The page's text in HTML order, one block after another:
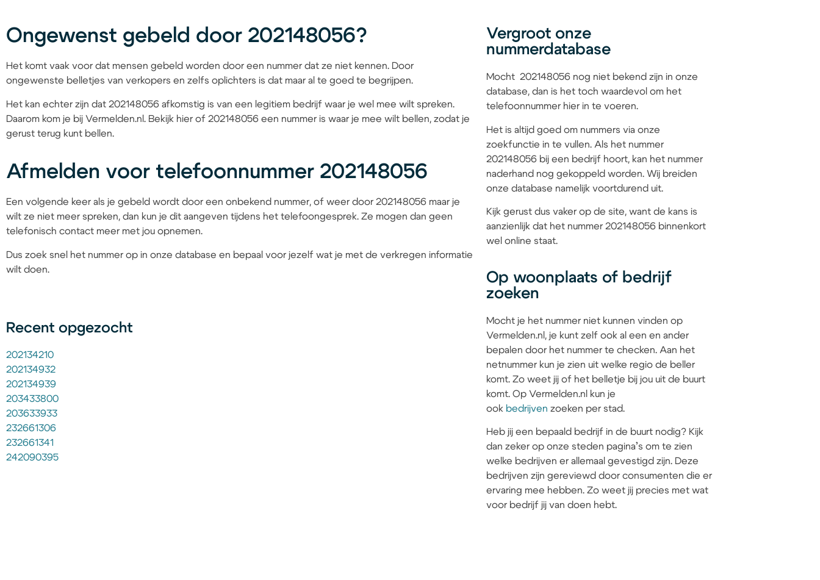
Ongewenst gebeld door 202148056?
Het komt vaak voor dat mensen gebeld worden door een nummer dat ze niet kennen. Door
ongewenste belletjes van verkopers en zelfs oplichters is dat maar al te goed te begrijpen.
Het kan echter zijn dat 202148056 afkomstig is van een legitiem bedrijf waar je wel mee wilt spreken.
Daarom kom je bij Vermelden.nl. Bekijk hier of 202148056 een nummer is waar je mee wilt bellen, zodat je
gerust terug kunt bellen.
Afmelden voor telefoonnummer 202148056
Een volgende keer als je gebeld wordt door een onbekend nummer, of weer door 202148056 maar je
wilt ze niet meer spreken, dan kun je dit aangeven tijdens het telefoongesprek. Ze mogen dan geen
telefonisch contact meer met jou opnemen.
Dus zoek snel het nummer op in onze database en bepaal voor jezelf wat je met de verkregen informatie
wilt doen.
Recent opgezocht
202134210
202134932
202134939
203433800
203633933
232661306
232661341
242090395
Vergroot onze
nummerdatabase
Mocht 202148056 nog niet bekend zijn in onze
database, dan is het toch waardevol om het
telefoonnummer hier in te voeren.
Het is altijd goed om nummers via onze
zoekfunctie in te vullen. Als het nummer
202148056 bij een bedrijf hoort, kan het nummer
naderhand nog gekoppeld worden. Wij breiden
onze database namelijk voortdurend uit.
Kijk gerust dus vaker op de site, want de kans is
aanzienlijk dat het nummer 202148056 binnenkort
wel online staat.
Op woonplaats of bedrijf
zoeken
Mocht je het nummer niet kunnen vinden op
Vermelden.nl, je kunt zelf ook al een en ander
bepalen door het nummer te checken. Aan het
netnummer kun je zien uit welke regio de beller
komt. Zo weet jij of het belletje bij jou uit de buurt
komt. Op Vermelden.nl kun je
ook bedrijven zoeken per stad.
Heb jij een bepaald bedrijf in de buurt nodig? Kijk
dan zeker op onze steden pagina’s om te zien
welke bedrijven er allemaal gevestigd zijn. Deze
bedrijven zijn gereviewd door consumenten die er
ervaring mee hebben. Zo weet jij precies met wat
voor bedrijf jij van doen hebt.